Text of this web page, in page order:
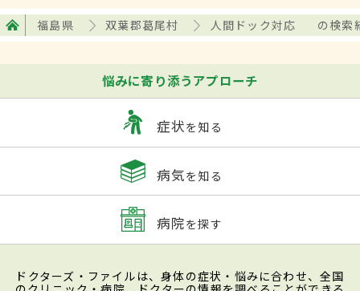
福島県 双葉郡葛尾村 人間ドック対応 の検索
悩みに寄り添うアプローチ
症状を知る
病気を知る
病院を探す
ドクターズ・ファイルは、身体の症状・悩みに合わせ、全国